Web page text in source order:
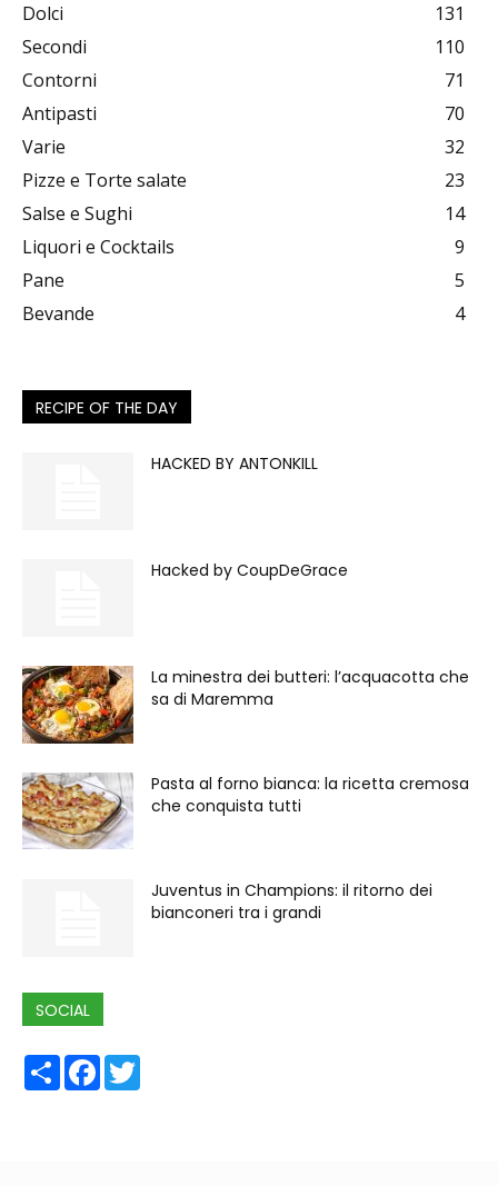
Dolci
131
Secondi
110
Contorni
71
Antipasti
70
Varie
32
Pizze e Torte salate
23
Salse e Sughi
14
Liquori e Cocktails
9
Pane
5
Bevande
4
RECIPE OF THE DAY
HACKED BY ANTONKILL
Hacked by CoupDeGrace
La minestra dei butteri: l’acquacotta che
sa di Maremma
Pasta al forno bianca: la ricetta cremosa
che conquista tutti
Juventus in Champions: il ritorno dei
bianconeri tra i grandi
SOCIAL
ShareFacebook